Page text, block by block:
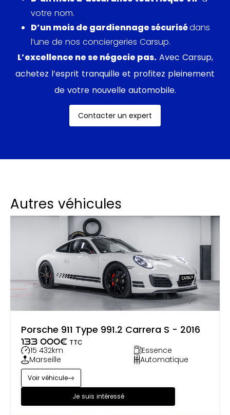
votre nom.
D’un mois de gardiennage sécurisédans
l’une de nos conciergeries Carsup.
L’excellence ne se négocie pas.Avec Carsup,
achetez l’esprit tranquille et profitez pleinement
de votre nouvelle automobile.
Contacter un expert
Autres véhicules
Porsche 911 Type 991.2 Carrera S - 2016
133 000€ TTC
15 432km
Essence
Marseille
Automatique
Je suis intéressé
Voir véhicule